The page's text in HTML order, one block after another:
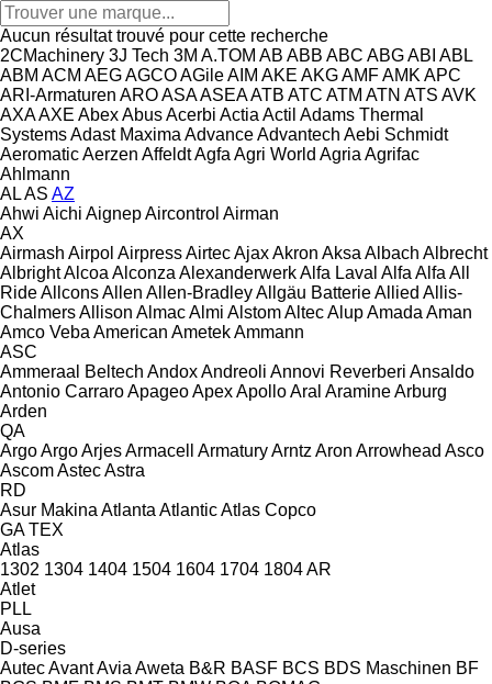
Aucun résultat trouvé pour cette recherche
2CMachinery 3J Tech 3M A.TOM AB ABB ABC ABGABI ABL
ABM ACM AEGAGCOAGileAIM AKE AKGAMFAMK APC
ARI-Armaturen AROASAASEAATB ATC ATM ATN ATS AVK
AXAAXE AbexAbusAcerbi Actia Actil Adams Thermal
SystemsAdast Maxima AdvanceAdvantech Aebi Schmidt
AeromaticAerzen AffeldtAgfa Agri World Agria Agrifac
Ahlmann
ALAS AZ
Ahwi Aichi AignepAircontrol Airman
AX
Airmash Airpol AirpressAirtecAjaxAkron Aksa Albach Albrecht
AlbrightAlcoa Alconza AlexanderwerkAlfa Laval Alfa Alfa All
RideAllconsAllen Allen‑BradleyAllgäu BatterieAllied Allis-
ChalmersAllison AlmacAlmi AlstomAltecAlupAmada Aman
Amco Veba American AmetekAmmann
ASC
Ammeraal Beltech AndoxAndreoli Annovi Reverberi Ansaldo
Antonio CarraroApageoApexApolloAral AramineArburg
Arden
QA
ArgoArgoArjesArmacell ArmaturyArntz Aron Arrowhead Asco
AscomAstecAstra
RD
Asur Makina Atlanta AtlanticAtlas Copco
GA TEX
Atlas
1302 1304 1404 1504 1604 1704 1804AR
Atlet
PLL
Ausa
D-series
AutecAvantAvia Aweta B&R BASF BCS BDS Maschinen BF